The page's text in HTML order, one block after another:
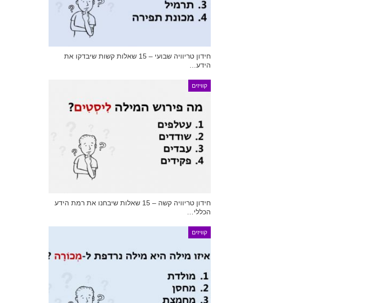
חידון טריוויה שבועי – 15 שאלות קשות שיבדקו את
הידע…
קוויזים
חידון טריוויה קשה – 15 שאלות שיבחנו את רמת הידע
הכללי…
קוויזים